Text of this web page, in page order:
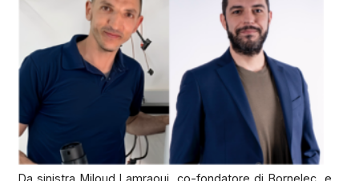
Da sinistra Miloud Lamraoui, co-fondatore di Bornelec, e